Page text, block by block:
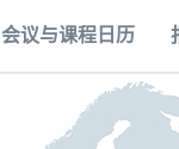
会议与课程日历